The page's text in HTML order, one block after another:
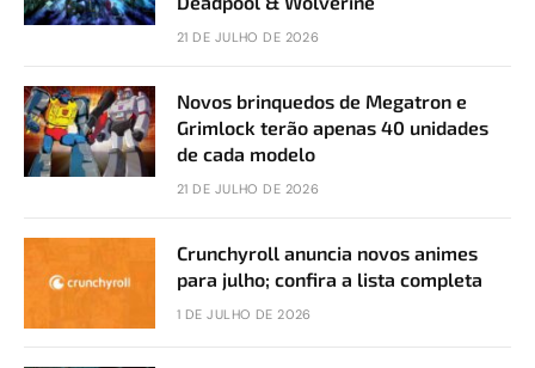
21 DE JULHO DE 2026
Novos brinquedos de Megatron e
Grimlock terão apenas 40 unidades
de cada modelo
21 DE JULHO DE 2026
Crunchyroll anuncia novos animes
para julho; confira a lista completa
1 DE JULHO DE 2026